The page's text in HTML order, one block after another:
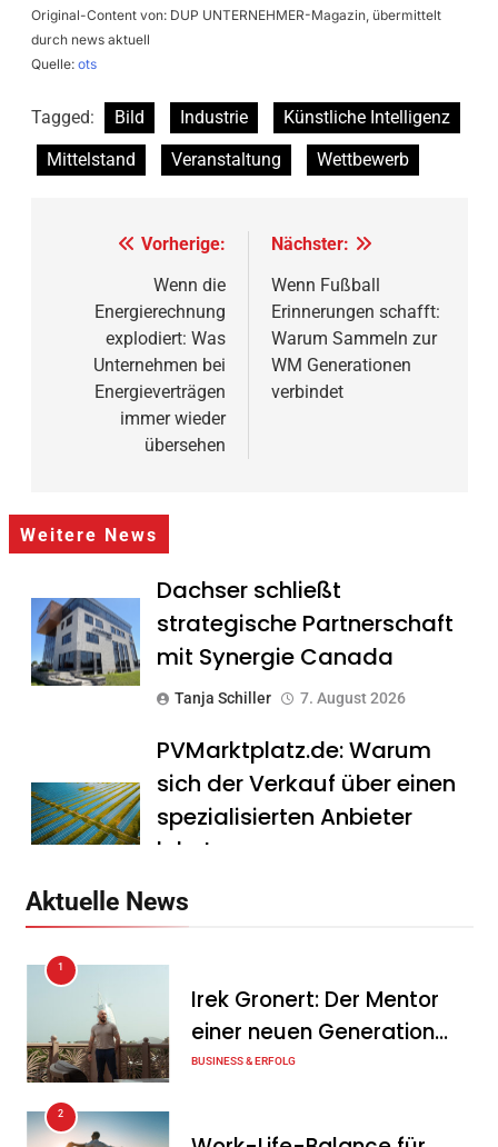
Original-Content von: DUP UNTERNEHMER-Magazin, übermittelt
durch news aktuell
Quelle: ots
Tagged: Bild Industrie
Künstliche Intelligenz
Mittelstand
Veranstaltung Wettbewerb
Beitragsnavigation
Vorherige:
Wenn die
Energierechnung
explodiert: Was
Unternehmen bei
Energieverträgen
immer wieder
übersehen
Nächster:
Wenn Fußball
Erinnerungen schafft:
Warum Sammeln zur
WM Generationen
verbindet
Weitere News
Dachser schließt
strategische Partnerschaft
mit Synergie Canada
Tanja Schiller 7. August 2026
PVMarktplatz.de: Warum
sich der Verkauf über einen
spezialisierten Anbieter
lohnt
Mitarbeitergespräch pro
Jahr nichts verändert – und
was stattdessen
Verbindlichkeit schafft
Aktuelle News
1
Irek Gronert: Der Mentor
einer neuen Generation
von Unternehmern
BUSINESS & ERFOLG
2